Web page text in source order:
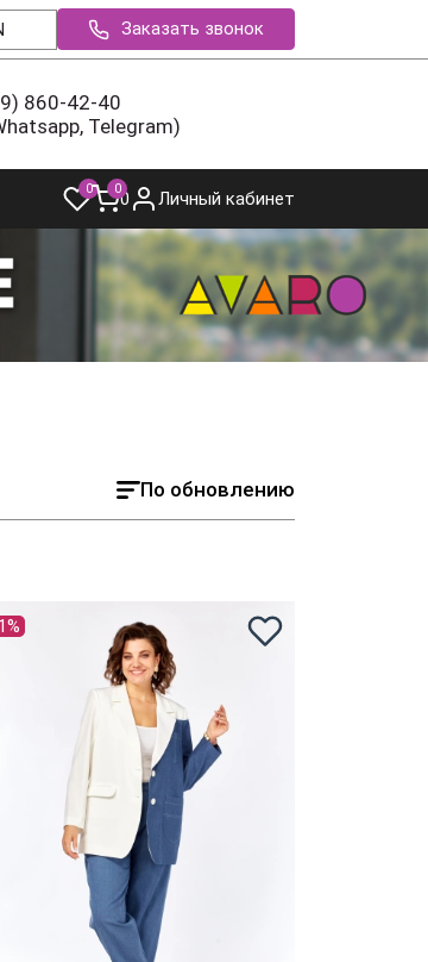
Заказать звонок
860-42-40
Telegram)
0 00 Личный кабинет
По обновлению